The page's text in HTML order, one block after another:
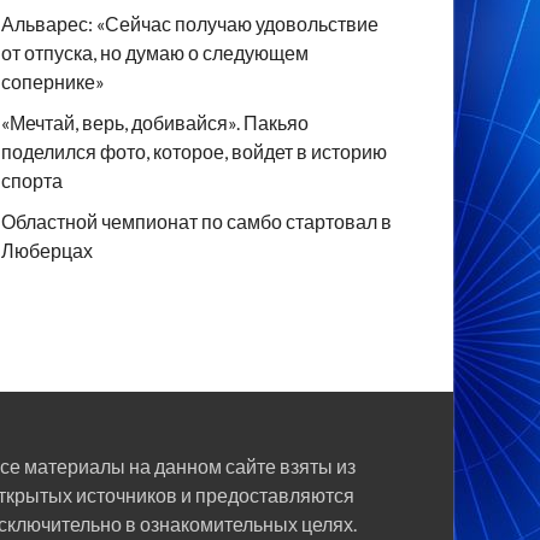
Альварес: «Сейчас получаю удовольствие
от отпуска, но думаю о следующем
сопернике»
«Мечтай, верь, добивайся». Пакьяо
поделился фото, которое, войдет в историю
спорта
Областной чемпионат по самбо стартовал в
Люберцах
материалы на данном сайте взяты из
источников и предоставляются
в ознакомительных целях.